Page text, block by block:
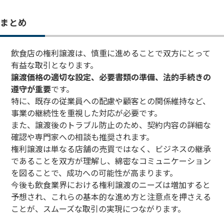
まとめ
飲食店の権利譲渡は、慎重に進めることで双方にとって
有益な取引となります。
譲渡価格の適切な設定、必要書類の準備、法的手続きの
遵守が重要です。
特に、既存の従業員への配慮や顧客との関係維持など、
事業の継続性を重視した対応が必要です。
また、譲渡後のトラブル防止のため、契約内容の詳細な
確認や専門家への相談も推奨されます。
権利譲渡は単なる店舗の売買ではなく、ビジネスの継承
であることを双方が理解し、綿密なコミュニケーション
を図ることで、成功への可能性が高まります。
今後も飲食業界における権利譲渡のニーズは増加すると
予想され、これらの基本的な進め方と注意点を押さえる
ことが、スムーズな取引の実現につながります。